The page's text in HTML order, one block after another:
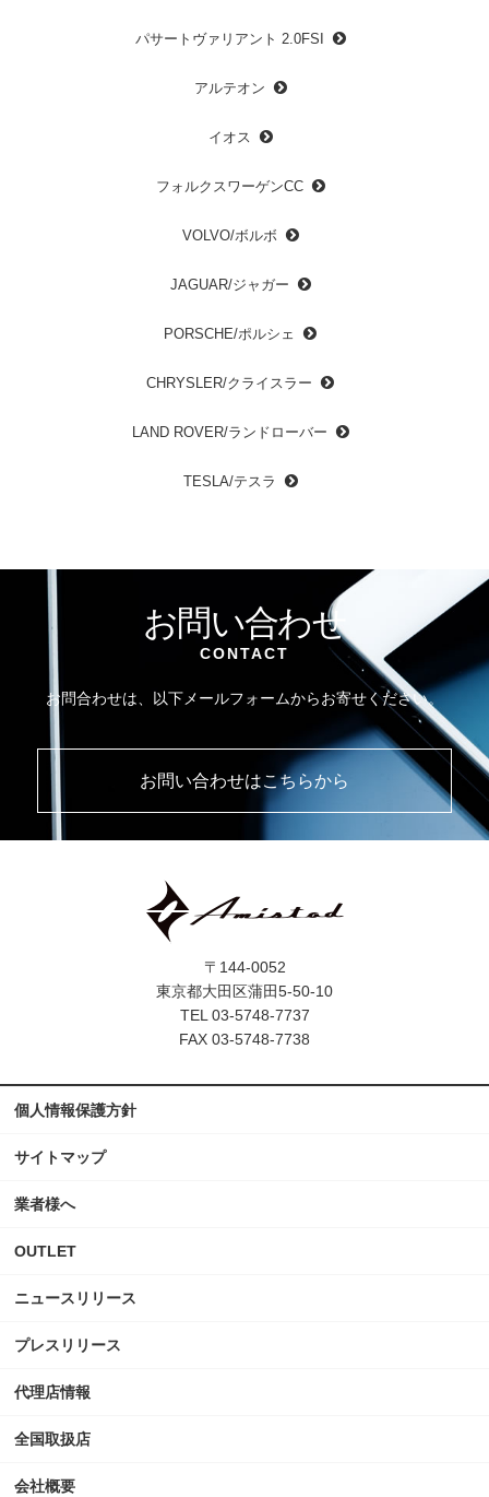
パサートヴァリアント 2.0FSI
アルテオン
イオス
フォルクスワーゲンCC
VOLVO/ボルボ
JAGUAR/ジャガー
PORSCHE/ポルシェ
CHRYSLER/クライスラー
LAND ROVER/ランドローバー
TESLA/テスラ
お問い合わせ
CONTACT
お問合わせは、以下メールフォームからお寄せください。
お問い合わせはこちらから
〒144-0052
東京都大田区蒲田5-50-10
TEL 03-5748-7737
FAX 03-5748-7738
ニュースリリース
プレスリリース
代理店情報
全国取扱店
会社概要
個人情報保護方針
サイトマップ
業者様へ
OUTLET